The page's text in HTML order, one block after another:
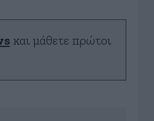
και μάθετε πρώτοι